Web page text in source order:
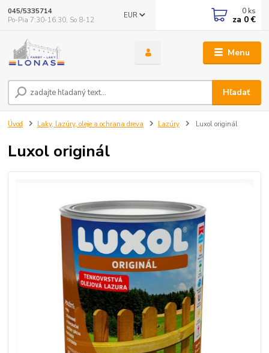
Menu
EUR
Hľadať
045/5335714
Po-Pia 7:30-16.30, So 8-12
0 ks
za 0 €
Úvod Laky, lazúry, oleje a ochrana dreva Lazúry Luxol originál
Luxol originál